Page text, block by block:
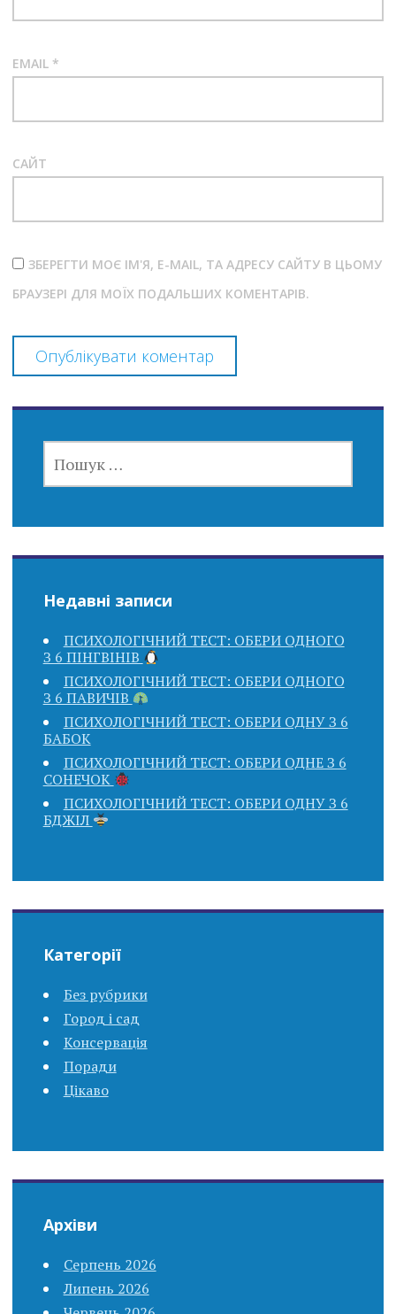
EMAIL *
САЙТ
ЗБЕРЕГТИ МОЄ ІМ'Я, E-MAIL, ТА АДРЕСУ САЙТУ В ЦЬОМУ
БРАУЗЕРІ ДЛЯ МОЇХ ПОДАЛЬШИХ КОМЕНТАРІВ.
Недавні записи
ПСИХОЛОГІЧНИЙ ТЕСТ: ОБЕРИ ОДНОГО
З 6 ПІНГВІНІВ
ПСИХОЛОГІЧНИЙ ТЕСТ: ОБЕРИ ОДНОГО
З 6 ПАВИЧІВ
ПСИХОЛОГІЧНИЙ ТЕСТ: ОБЕРИ ОДНУ З 6
БАБОК
ПСИХОЛОГІЧНИЙ ТЕСТ: ОБЕРИ ОДНЕ З 6
СОНЕЧОК
ПСИХОЛОГІЧНИЙ ТЕСТ: ОБЕРИ ОДНУ З 6
БДЖІЛ
Категорії
Без рубрики
Город і сад
Консервація
Поради
Цікаво
Архіви
Серпень 2026
Липень 2026